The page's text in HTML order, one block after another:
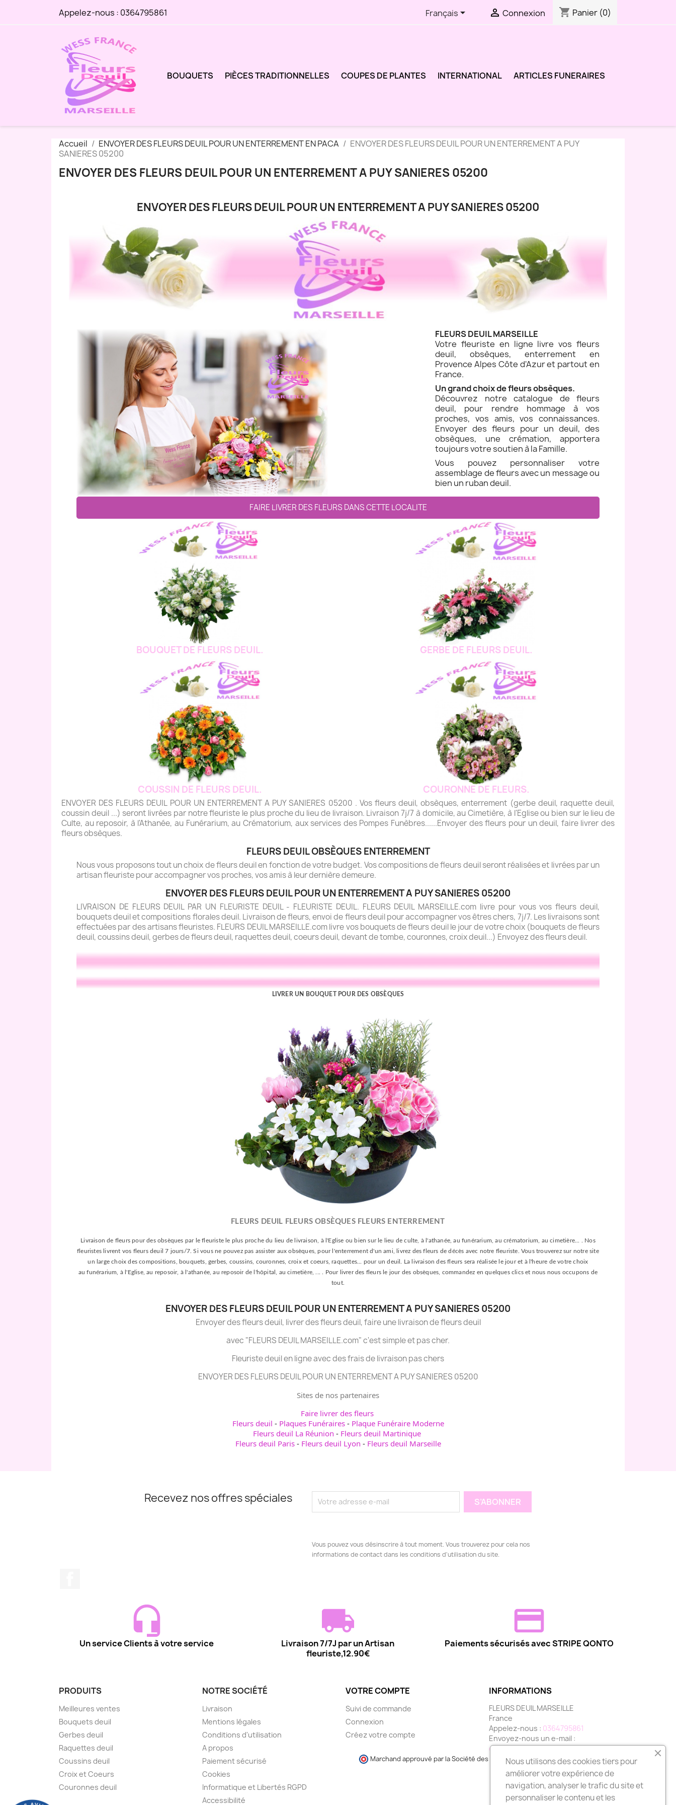
Appelez-nous : 0364795861 Français  Connexion shopping_cart Panier (0)
BOUQUETS PIÈCES TRADITIONNELLES COUPES DE PLANTES INTERNATIONAL ARTICLES FUNERAIRES
Accueil ENVOYER DES FLEURS DEUIL POUR UN ENTERREMENT EN PACA
ENVOYER DES FLEURS DEUIL POUR UN ENTERREMENT A PUY
SANIERES 05200
ENVOYER DES FLEURS DEUIL POUR UN ENTERREMENT A PUY SANIERES 05200
ENVOYER DES FLEURS DEUIL POUR UN ENTERREMENT A PUY SANIERES 05200
FLEURS DEUIL MARSEILLE
Votre fleuriste en ligne livre vos fleurs
deuil, obsèques, enterrement en
Provence Alpes Côte d'Azur et partout en
France.
Un grand choix de fleurs obsèques.
Découvrez notre catalogue de fleurs
deuil, pour rendre hommage à vos
proches, vos amis, vos connaissances.
Envoyer des fleurs pour un deuil, des
obsèques, une crémation, apportera
toujours votre soutien à la Famille.
Vous pouvez personnaliser votre
assemblage de fleurs avec un message ou
bien un ruban deuil.
FAIRE LIVRER DES FLEURS DANS CETTE LOCALITE
BOUQUET DE FLEURS DEUIL. GERBE DE FLEURS DEUIL.
COUSSIN DE FLEURS DEUIL. COURONNE DE FLEURS.
ENVOYER DES FLEURS DEUIL POUR UN ENTERREMENT A PUY SANIERES 05200 . Vos fleurs deuil, obsèques, enterrement (gerbe deuil, raquette deuil,
coussin deuil ...) seront livrées par notre fleuriste le plus proche du lieu de livraison. Livraison 7j/7 à domicile, au Cimetière, à l'Eglise ou bien sur le lieu de
Culte, au reposoir, à l'Athanée, au Funérarium, au Crématorium, aux services des Pompes Funèbres......Envoyer des fleurs pour un deuil, faire livrer des
fleurs obsèques.
FLEURS DEUIL OBSÈQUES ENTERREMENT
Nous vous proposons tout un choix de fleurs deuil en fonction de votre budget. Vos compositions de fleurs deuil seront réalisées et livrées par un
artisan fleuriste pour accompagner vos proches, vos amis à leur dernière demeure.
ENVOYER DES FLEURS DEUIL POUR UN ENTERREMENT A PUY SANIERES 05200
LIVRAISON DE FLEURS DEUIL PAR UN FLEURISTE DEUIL - FLEURISTE DEUIL. FLEURS DEUIL MARSEILLE.com livre pour vous vos fleurs deuil,
bouquets deuil et compositions florales deuil. Livraison de fleurs, envoi de fleurs deuil pour accompagner vos êtres chers, 7j/7. Les livraisons sont
effectuées par des artisans fleuristes. FLEURS DEUIL MARSEILLE.com livre vos bouquets de fleurs deuil le jour de votre choix (bouquets de fleurs
deuil, coussins deuil, gerbes de fleurs deuil, raquettes deuil, coeurs deuil, devant de tombe, couronnes, croix deuil...) Envoyez des fleurs deuil.
LIVRER UN BOUQUET POUR DES OBSÈQUES
FLEURS DEUIL FLEURS OBSÈQUES FLEURS ENTERREMENT
Livraison de fleurs pour des obsèques par le fleuriste le plus proche du lieu de livraison, à l'Eglise ou bien sur le lieu de culte, à l'athanée, au funérarium, au crématorium, au cimetière... . Nos
fleuristes livrent vos fleurs deuil 7 jours/7. Si vous ne pouvez pas assister aux obsèques, pour l'enterrement d'un ami, livrez des fleurs de décès avec notre fleuriste. Vous trouverez sur notre site
un large choix des compositions, bouquets, gerbes, coussins, couronnes, croix et coeurs, raquettes... pour un deuil. La livraison des fleurs sera réalisée le jour et à l'heure de votre choix
au funérarium, à l'Eglise, au reposoir, à l'athanée, au reposoir de l'hôpital, au cimetière, ... . Pour livrer des fleurs le jour des obsèques, commandez en quelques clics et nous nous occupons de
tout.
ENVOYER DES FLEURS DEUIL POUR UN ENTERREMENT A PUY SANIERES 05200
Envoyer des fleurs deuil, livrer des fleurs deuil, faire une livraison de fleurs deuil
avec "FLEURS DEUIL MARSEILLE.com" c'est simple et pas cher.
Fleuriste deuil en ligne avec des frais de livraison pas chers
ENVOYER DES FLEURS DEUIL POUR UN ENTERREMENT A PUY SANIERES 05200
Sites de nos partenaires
Faire livrer des fleurs
Fleurs deuil - Plaques Funéraires- Plaque Funéraire Moderne
Fleurs deuil La Réunion - Fleurs deuil Martinique
Fleurs deuil Paris- Fleurs deuil Lyon - Fleurs deuil Marseille
Recevez nos offres spéciales
Vous pouvez vous désinscrire à tout moment. Vous trouverez pour cela nos
informations de contact dans les conditions d'utilisation du site.
Un service Clients à votre service
Livraison 7/7J par un Artisan
fleuriste,12.90€
Paiements sécurisés avec STRIPE QONTO
PRODUITS
Meilleures ventes
Bouquets deuil
Gerbes deuil
Raquettes deuil
Coussins deuil
Croix et Coeurs
Couronnes deuil
NOTRE SOCIÉTÉ
Livraison
Mentions légales
Conditions d'utilisation
A propos
Paiement sécurisé
Cookies
Informatique et Libertés RGPD
Accessibilité
VOTRE COMPTE
Suivi de commande
Connexion
Créez votre compte
INFORMATIONS
FLEURS DEUIL MARSEILLE
France
Appelez-nous : 0364795861
Envoyez-nous un e-mail :
contact@fleurs-deuil-marseille.com
Marchand approuvé par la Société des Avis Garantis,cliquez ici pour vérifier.
Nous utilisons des cookies tiers pour
améliorer votre expérience de
navigation, analyser le trafic du site et
personnaliser le contenu et les